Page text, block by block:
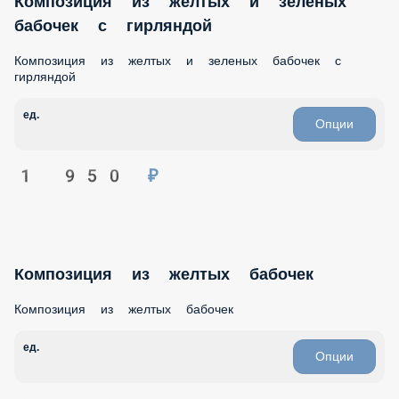
бабочек с гирляндой
Композиция из желтых и зеленых бабочек с
гирляндой
ед.
Опции
1 950 ₽
Композиция из желтых бабочек
Композиция из желтых бабочек
ед.
Опции